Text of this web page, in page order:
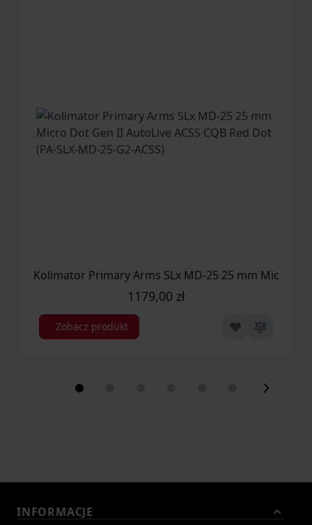
Kolimator Primary Arms SLx MD-25 25 mm Micro Dot
1179,00 zł
Zobacz produkt
INFORMACJE